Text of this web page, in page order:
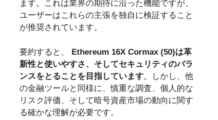
ます。これは業界の期待に沿った機能ですが、
ユーザーはこれらの主張を独自に検証すること
が推奨されています。
要約すると、 Ethereum 16X Cormax (50)は革
新性と使いやすさ、そしてセキュリティのバラ
ンスをとることを目指しています。しかし、他
の金融ツールと同様に、慎重な調査、個人的な
リスク評価、そして暗号資産市場の動向に関す
る確かな理解が必要です。